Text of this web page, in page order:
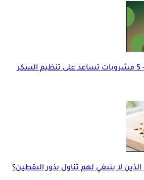
القرفة ليس منها- 5 مشروبات تساعد على تنظيم السكر
لا ينبغي لهم تناول بذور اليقطين؟